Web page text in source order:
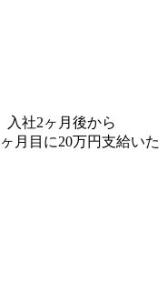
入社2ヶ月後から
月目に20万円支給いた